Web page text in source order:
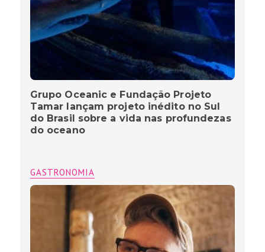
Grupo Oceanic e Fundação Projeto
Tamar lançam projeto inédito no Sul
do Brasil sobre a vida nas profundezas
do oceano
GASTRONOMIA